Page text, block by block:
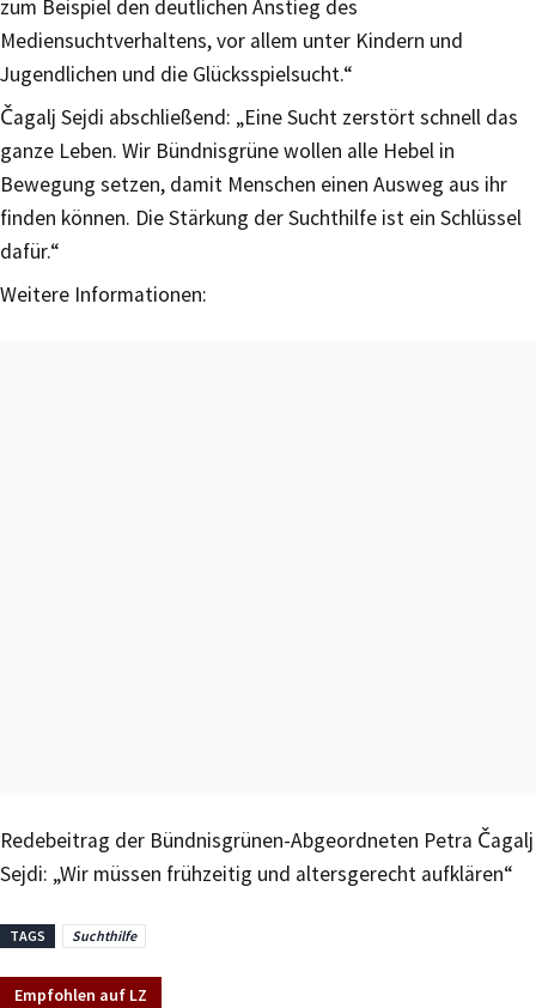
zum Beispiel den deutlichen Anstieg des
Mediensuchtverhaltens, vor allem unter Kindern und
Jugendlichen und die Glücksspielsucht.“
Čagalj Sejdi abschließend: „Eine Sucht zerstört schnell das
ganze Leben. Wir Bündnisgrüne wollen alle Hebel in
Bewegung setzen, damit Menschen einen Ausweg aus ihr
finden können. Die Stärkung der Suchthilfe ist ein Schlüssel
dafür.“
Weitere Informationen:
Redebeitrag der Bündnisgrünen-Abgeordneten Petra Čagalj
Sejdi: „Wir müssen frühzeitig und altersgerecht aufklären“
TAGS Suchthilfe
Empfohlen auf LZ